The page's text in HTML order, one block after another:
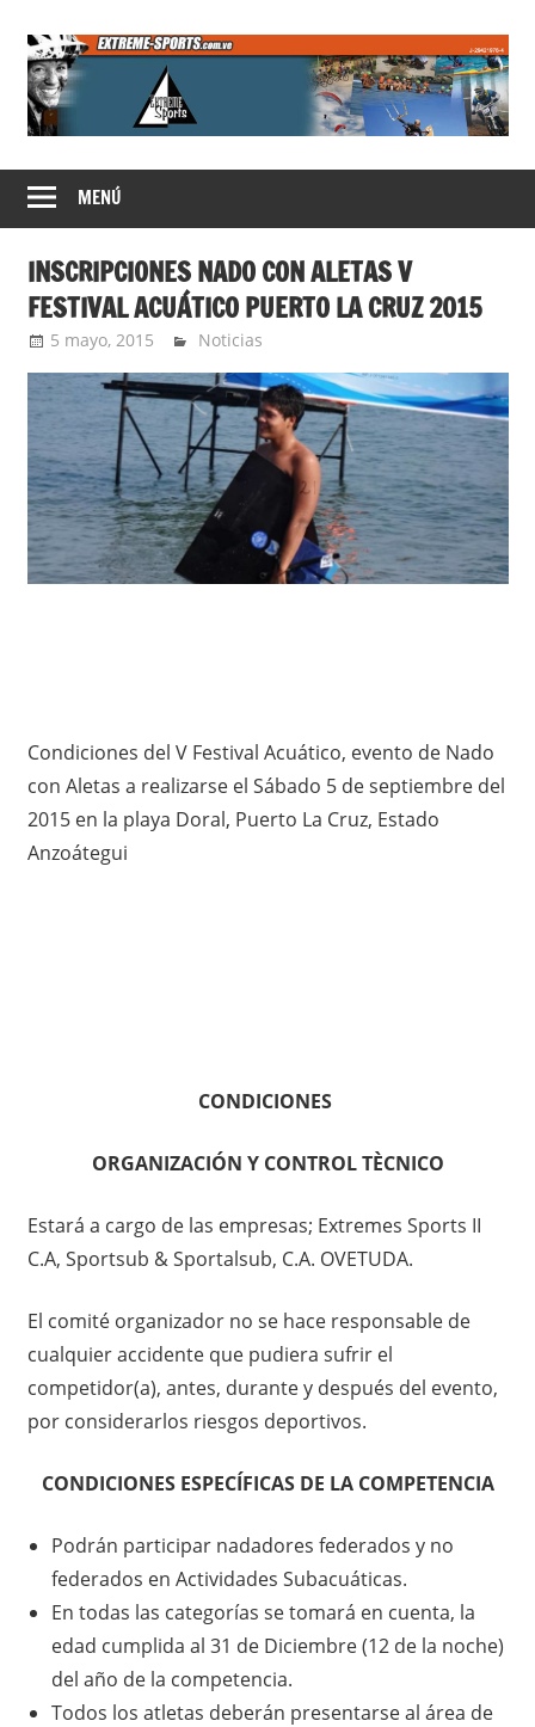
contenido
Extreme
Sports
MENÚ
INSCRIPCIONES NADO CON ALETAS V
FESTIVAL ACUÁTICO PUERTO LA CRUZ 2015
5 mayo, 2015 admin
Noticias
Condiciones del V Festival Acuático, evento de Nado
con Aletas a realizarse el Sábado 5 de septiembre del
2015 en la playa Doral, Puerto La Cruz, Estado
Anzoátegui
CONDICIONES
ORGANIZACIÓN Y CONTROL TÈCNICO
Estará a cargo de las empresas; Extremes Sports II
C.A, Sportsub & Sportalsub, C.A. OVETUDA.
El comité organizador no se hace responsable de
cualquier accidente que pudiera sufrir el
competidor(a), antes, durante y después del evento,
por considerarlos riesgos deportivos.
CONDICIONES ESPECÍFICAS DE LA COMPETENCIA
Podrán participar nadadores federados y no
federados en Actividades Subacuáticas.
En todas las categorías se tomará en cuenta, la
edad cumplida al 31 de Diciembre (12 de la noche)
del año de la competencia.
Todos los atletas deberán presentarse al área de